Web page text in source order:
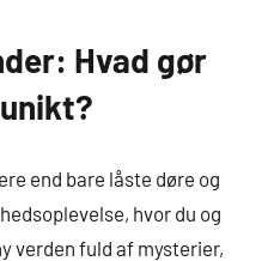
Hvad gør
end bare låste døre og
hvor du og
verden fuld af mysterier,